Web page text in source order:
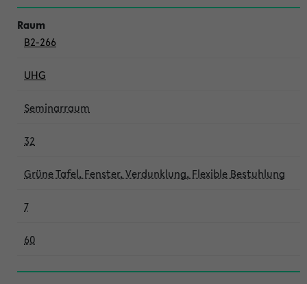
B2-266
UHG
Seminarraum
32
Grüne Tafel, Fenster, Verdunklung, Flexible Bestuhlung
7
60